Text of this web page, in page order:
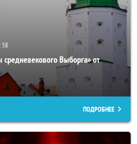
58
Выборга» от
ПОДРОБНЕЕ